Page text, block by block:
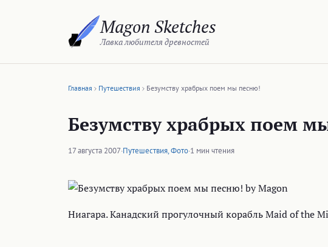
Magon Sketches
Лавка любителя древностей
Главная Путешествия Безумству храбрых поем мы песню!
Безумству храбрых поем
17 августа 2007·Путешествия,Фото·1 мин чтения
Ниагара. Канадский прогулочный корабль Maid of the